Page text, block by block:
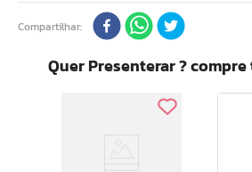
Compartilhar
Quer Presenterar ?